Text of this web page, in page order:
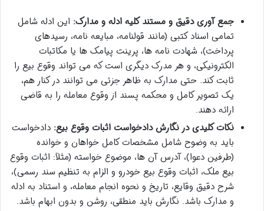
جمع آوری دقیق و مستند کلیه ادله و مدارک: این ادله شامل
تمامی اسناد کتبی (مانند قولنامه، مبایعه نامه، رسیدهای
پرداخت)، شهادت نامه ها، پرینت پیامک ها یا مکاتبات
الکترونیکی، و هر مدرک دیگری است که می تواند وقوع بیع را
ثابت کند. حتی مدارک به ظاهر جزئی می توانند در کنار هم،
یک تصویر کامل و محکمه پسند از وقوع معامله را به قاضی
ارائه دهند.
نکات کلیدی در نگارش دادخواست اثبات وقوع بیع: دادخواست
باید به وضوح شامل مشخصات کامل خواهان و خوانده
(طرفین دعوا)، آدرس آن ها، موضوع خواسته (مثلاً: اثبات وقوع
بیع ملک، اثبات وقوع بیع خودرو و الزام به تنظیم سند رسمی)،
شرح دقیق وقایع، تاریخ و نحوه انجام معامله، و استناد به ادله
و مدارک باشد. نگارش باید منطقی، روشن و بدون ابهام باشد.